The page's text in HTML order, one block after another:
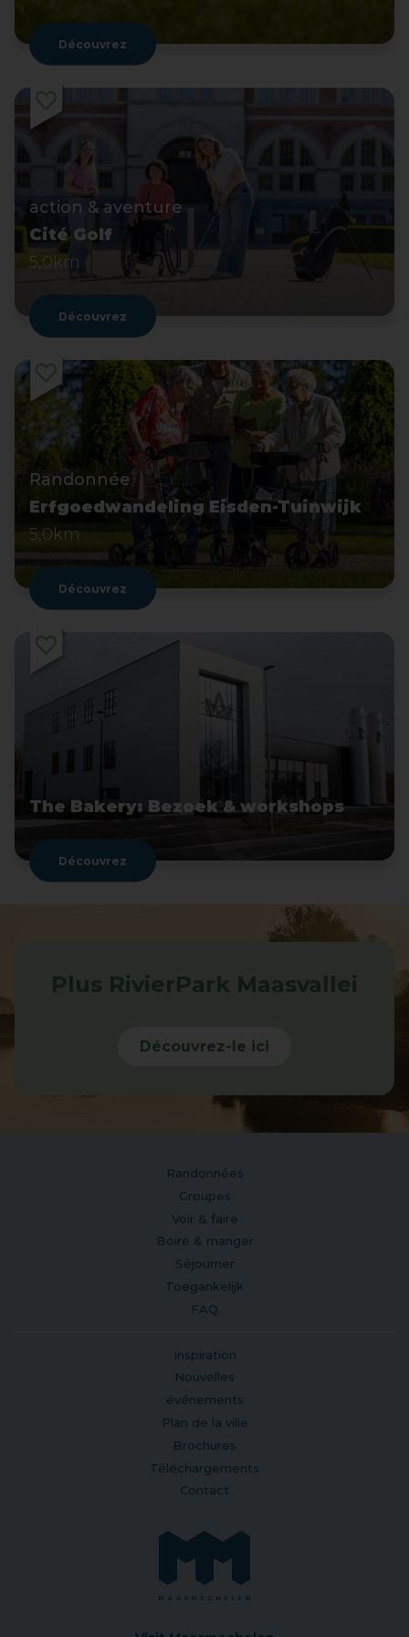
Découvrez
action & aventure
Cité Golf
5,0km
Découvrez
Randonnée
Erfgoedwandeling Eisden-Tuinwijk
5,0km
Découvrez
The Bakery: Bezoek & workshops
Découvrez
Plus RivierPark Maasvallei
Découvrez-le ici
Randonnées
Groupes
Voir & faire
Boire & manger
Séjourner
Toegankelijk
FAQ
Inspiration
Nouvelles
événements
Plan de la ville
Brochures
Téléchargements
Contact